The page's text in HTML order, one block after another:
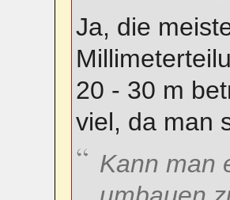
Ja, die
20 - 30 m
viel, da man
Kann man